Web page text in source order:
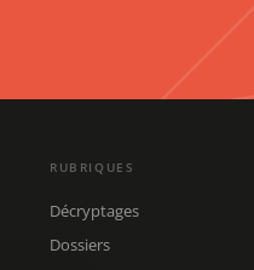
RUBRIQUES
Décryptages
Dossiers